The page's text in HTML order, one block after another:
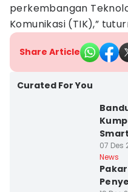
perkembangan
Komunikasi (TIK),”
Share Article
Curated For You
07 Des
News